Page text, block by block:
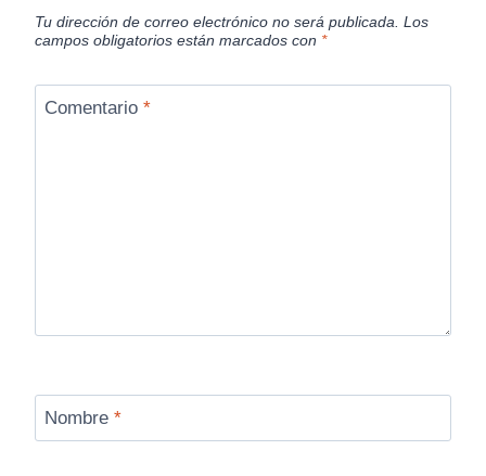
Tu dirección de correo electrónico no será publicada. Los
campos obligatorios están marcados con *
Comentario *
Nombre *